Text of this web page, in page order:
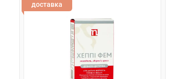
доставка